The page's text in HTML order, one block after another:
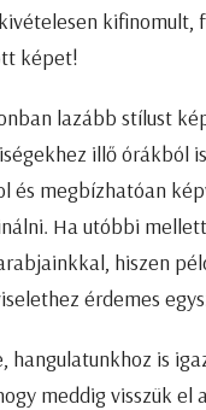
kifinomult,
képet!
lazább stílust
illő órákból
és megbízhatóan
Ha utóbbi
hiszen
érdemes
hangulatunkhoz is
meddig visszük el